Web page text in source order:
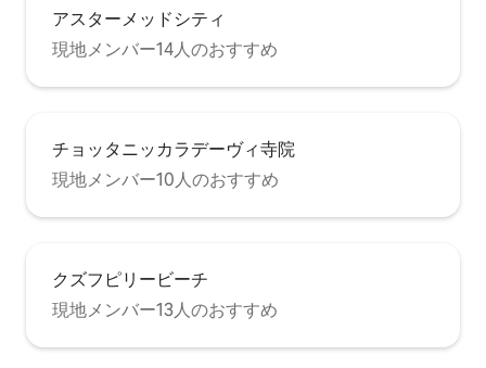
アスターメッドシティ
現地メンバー14人のおすすめ
チョッタニッカラデーヴィ寺院
現地メンバー10人のおすすめ
クズフピリービーチ
現地メンバー13人のおすすめ